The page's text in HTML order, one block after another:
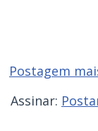
Postagem
Assinar: